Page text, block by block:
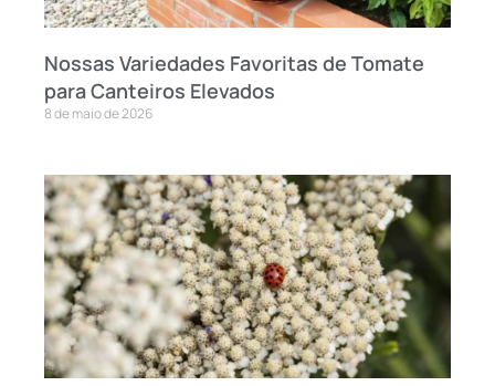
Nossas Variedades Favoritas de Tomate
para Canteiros Elevados
8 de maio de 2026